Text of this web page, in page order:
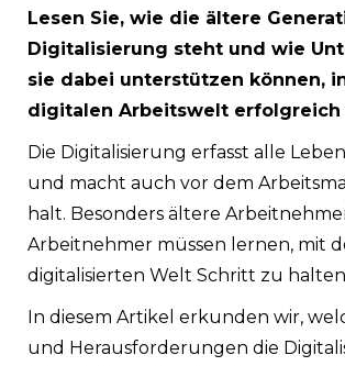
Lesen Sie, wie die ältere
Digitalisierung steht und wie
sie dabei unterstützen können,
digitalen Arbeitswelt erfolgreich
Die Digitalisierung erfasst alle
und macht auch vor dem
halt. Besonders ältere
Arbeitnehmer müssen lernen, mit
digitalisierten Welt Schritt zu
In diesem Artikel erkunden wir,
und Herausforderungen die